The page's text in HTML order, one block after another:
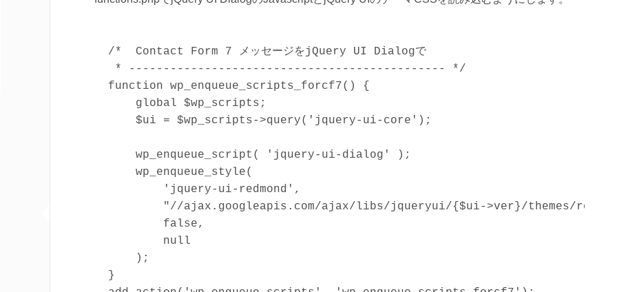
/*  Contact Form 7 メッセージをjQuery UI Dialogで
* ---------------------------------------------- */
function wp_enqueue_scripts_forcf7() {
    global $wp_scripts;
    $ui = $wp_scripts->query('jquery-ui-core');
    wp_enqueue_script( 'jquery-ui-dialog' );
    wp_enqueue_style(
        'jquery-ui-redmond',
"//ajax.googleapis.com/ajax/libs/jqueryui/{$ui->ver}/themes/
        false,
        null
    );
}